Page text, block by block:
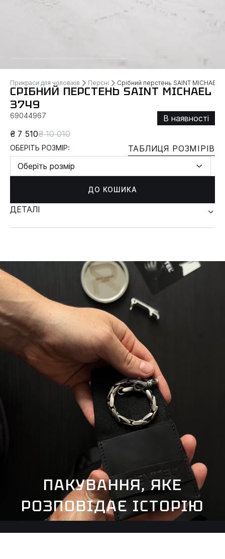
Прикраси для чоловіків Персні Срібний перстень SAINT MICHAEL
СРІБНИЙ ПЕРСТЕНЬ SAINT MICHAEL
3749
69044967
В наявності
₴ 7 510₴ 10 010
ОБЕРІТЬ РОЗМІР:
ТАБЛИЦЯ РОЗМІРІВ
Оберіть розмір
ДО КОШИКА
ДЕТАЛІ
ПАКУВАННЯ, ЯКЕ
РОЗПОВІДАЄ ІСТОРІЮ